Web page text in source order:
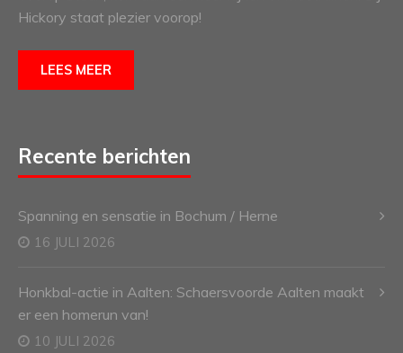
Hickory staat plezier voorop!
LEES MEER
Recente berichten
Spanning en sensatie in Bochum / Herne
16 JULI 2026
Honkbal-actie in Aalten: Schaersvoorde Aalten maakt
er een homerun van!
10 JULI 2026